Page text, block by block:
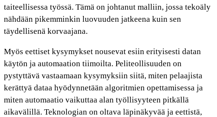
taiteellisessa työssä. Tämä on johtanut malliin, jossa tekoäly
nähdään pikemminkin luovuuden jatkeena kuin sen
täydellisenä korvaajana.
Myös eettiset kysymykset nousevat esiin erityisesti datan
käytön ja automaation tiimoilta. Peliteollisuuden on
pystyttävä vastaamaan kysymyksiin siitä, miten pelaajista
kerättyä dataa hyödynnetään algoritmien opettamisessa ja
miten automaatio vaikuttaa alan työllisyyteen pitkällä
aikavälillä. Teknologian on oltava läpinäkyvää ja eettistä,